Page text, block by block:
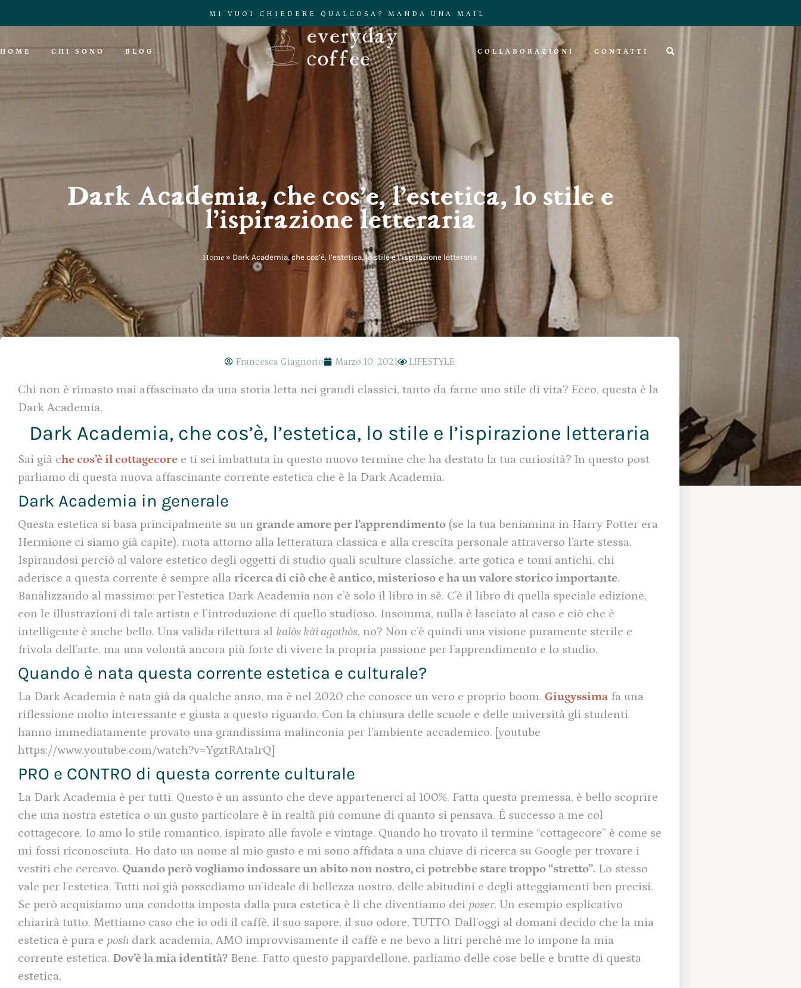
MI VUOI CHIEDERE QUALCOSA? MANDA UNA MAIL
HOME CHI SONO BLOG COLLABORAZIONI CONTATTI
Dark Academia, che cos’è, l’estetica, lo stile e
l’ispirazione letteraria
Home » Dark Academia, che cos’è, l’estetica, lo stile e l’ispirazione letteraria
Francesca Giagnorio Marzo 10, 2021 LIFESTYLE
Chi non è rimasto mai affascinato da una storia letta nei grandi classici, tanto da farne uno stile di vita? Ecco, questa è la
Dark Academia.
Dark Academia, che cos’è, l’estetica, lo stile e l’ispirazione letteraria
Sai già che cos’è il cottagecore e ti sei imbattuta in questo nuovo termine che ha destato la tua curiosità? In questo post
parliamo di questa nuova affascinante corrente estetica che è la Dark Academia.
Dark Academia in generale
Questa estetica si basa principalmente su un grande amore per l’apprendimento (se la tua beniamina in Harry Potter era
Hermione ci siamo già capite), ruota attorno alla letteratura classica e alla crescita personale attraverso l’arte stessa.
Ispirandosi perciò al valore estetico degli oggetti di studio quali sculture classiche, arte gotica e tomi antichi, chi
aderisce a questa corrente è sempre alla ricerca di ciò che è antico, misterioso e ha un valore storico importante.
Banalizzando al massimo: per l’estetica Dark Academia non c’è solo il libro in sè. C’è il libro di quella speciale edizione,
con le illustrazioni di tale artista e l’introduzione di quello studioso. Insomma, nulla è lasciato al caso e ciò che è
intelligente è anche bello. Una valida rilettura al kalòs kài agothòs, no? Non c’è quindi una visione puramente sterile e
frivola dell’arte, ma una volontà ancora più forte di vivere la propria passione per l’apprendimento e lo studio.
Quando è nata questa corrente estetica e culturale?
La Dark Academia è nata già da qualche anno, ma è nel 2020 che conosce un vero e proprio boom. Giugyssima fa una
riflessione molto interessante e giusta a questo riguardo. Con la chiusura delle scuole e delle università gli studenti
hanno immediatamente provato una grandissima malinconia per l’ambiente accademico. [youtube
https://www.youtube.com/watch?v=YgztRAta1rQ]
PRO e CONTRO di questa corrente culturale
La Dark Academia è per tutti. Questo è un assunto che deve appartenerci al 100%. Fatta questa premessa, è bello scoprire
che una nostra estetica o un gusto particolare è in realtà più comune di quanto si pensava. È successo a me col
cottagecore. Io amo lo stile romantico, ispirato alle favole e vintage. Quando ho trovato il termine “cottagecore” è come se
mi fossi riconosciuta. Ho dato un nome al mio gusto e mi sono affidata a una chiave di ricerca su Google per trovare i
vestiti che cercavo. Quando però vogliamo indossare un abito non nostro, ci potrebbe stare troppo “stretto”. Lo stesso
vale per l’estetica. Tutti noi già possediamo un’ideale di bellezza nostro, delle abitudini e degli atteggiamenti ben precisi.
Se però acquisiamo una condotta imposta dalla pura estetica è lì che diventiamo dei poser. Un esempio esplicativo
chiarirà tutto. Mettiamo caso che io odi il caffè, il suo sapore, il suo odore, TUTTO. Dall’oggi al domani decido che la mia
estetica è pura e posh dark academia, AMO improvvisamente il caffè e ne bevo a litri perché me lo impone la mia
corrente estetica. Dov’è la mia identità? Bene. Fatto questo pappardellone, parliamo delle cose belle e brutte di questa
estetica.